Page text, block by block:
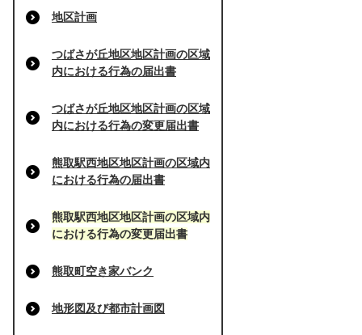
地区計画
つばさが丘地区地区計画の区域
内における行為の届出書
つばさが丘地区地区計画の区域
内における行為の変更届出書
熊取駅西地区地区計画の区域内
における行為の届出書
熊取駅西地区地区計画の区域内
における行為の変更届出書
熊取町空き家バンク
地形図及び都市計画図